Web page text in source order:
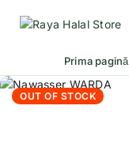
Prima pagină
OUT OF STOCK